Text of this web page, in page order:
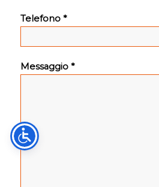
Telefono *
Messaggio *